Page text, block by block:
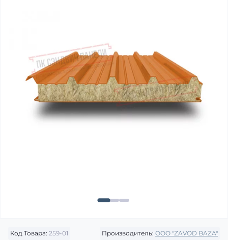
Код Товара: 259-01 Производитель: OOO "ZAVOD BAZA"